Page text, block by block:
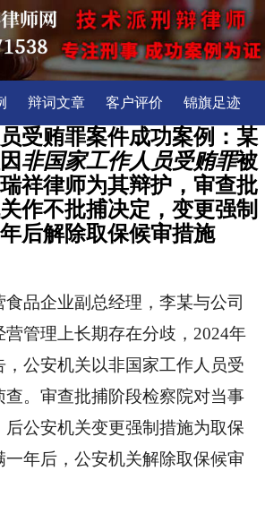
辩词文章 客户评价 锦旗足迹
受贿罪案件成功案例：某
非国家工作人员受贿罪被
祥律师为其辩护，审查批
作不批捕决定，变更强制
后解除取保候审措施
品企业副总经理，李某与公司
管理上长期存在分歧，2024年
公安机关以非国家工作人员受
查。审查批捕阶段检察院对当事
后公安机关变更强制措施为取保
年后，公安机关解除取保候审